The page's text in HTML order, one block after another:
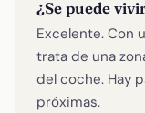
¿Se puede
Excelente. Con
trata de una
del coche. Hay
próximas.